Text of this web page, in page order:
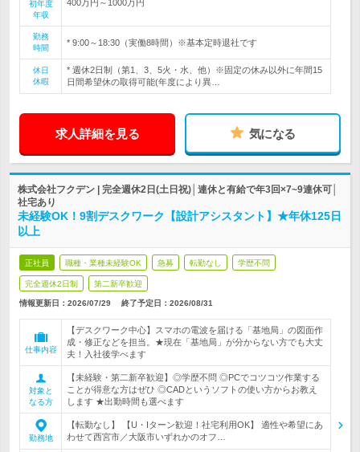
初年度
年収
400万円～1000万円
勤務
時間
* 9:00～18:30（実働8時間）※基本定時退社です
休日
休暇
* 週休2日制（第1、3、5火・水、他）※固定の休み以外に年間15
日間希望休の取得可能(年度により異…
求人詳細を見る 気になる
株式会社フクデン | 完全週休2日(土日祝)│連休と有給で年3回×7~9連休可│
社宅あり
未経験OK！9割デスクワーク【設計アシスタント】★年休125日
以上
正社員 職種・業種未経験OK 急募 転勤なし 学歴不問
完全週休2日制 第二新卒歓迎
情報更新日：2026/07/29 終了予定日： 2026/08/31
仕事内容
【デスクワーク中心】スマホの電波を届ける「基地局」の図面作
成・修正などを担当。★現在「基地局」が分からない方でも大丈
夫！入社後学べます
対象と
なる方
【未経験・第二新卒歓迎】◎学歴不問 ◎PCでコツコツ作業する
ことが得意な方はぜひ ◎CADというソフトの使い方からお教え
します ★出勤時間も選べます
勤務地
【転勤なし】 【U・Iターン歓迎！社宅利用OK】 適性や希望にあ
わせて西宮市／大阪市いずれかのオフ…